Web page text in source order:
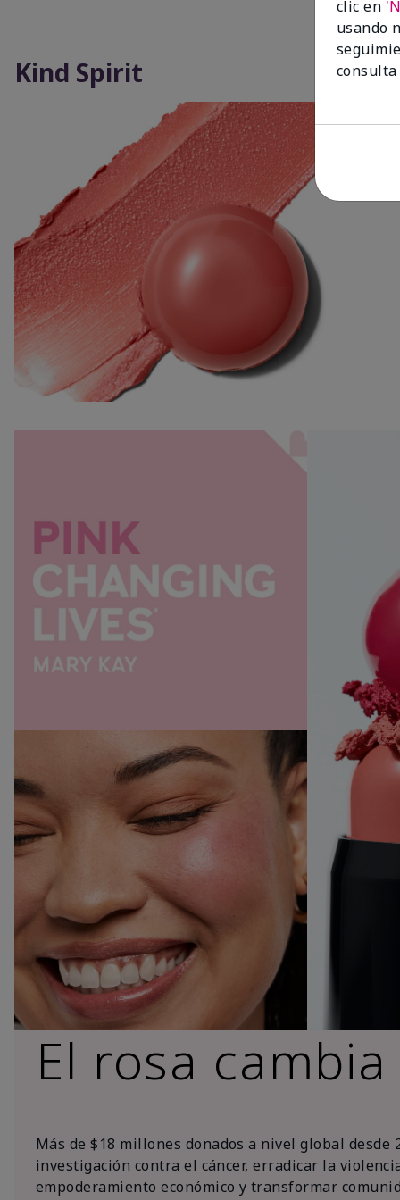
Kind Spirit
El rosa
Más de $18 millones donados a nivel global desde
investigación contra el cáncer, erradicar la
empoderamiento económico y transformar
clic en
usando